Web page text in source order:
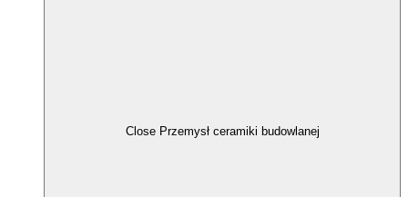
Close Przemysł ceramiki budowlanej